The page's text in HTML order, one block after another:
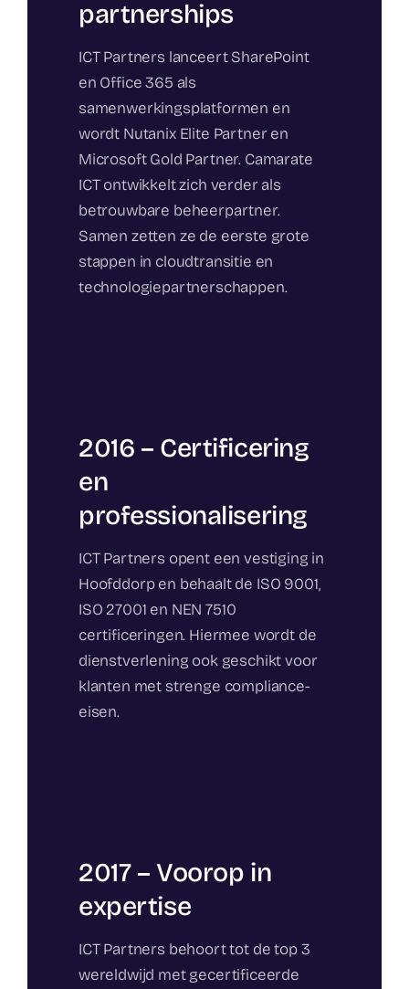
partnerships
ICT Partners lanceert SharePoint
en Office 365 als
samenwerkingsplatformen en
wordt Nutanix Elite Partner en
Microsoft Gold Partner. Camarate
ICT ontwikkelt zich verder als
betrouwbare beheerpartner.
Samen zetten ze de eerste grote
stappen in cloudtransitie en
technologiepartnerschappen.
2016 – Certificering
en
professionalisering
ICT Partners opent een vestiging in
Hoofddorp en behaalt de ISO 9001,
ISO 27001 en NEN 7510
certificeringen. Hiermee wordt de
dienstverlening ook geschikt voor
klanten met strenge compliance-
eisen.
2017 – Voorop in
expertise
ICT Partners behoort tot de top 3
wereldwijd met gecertificeerde